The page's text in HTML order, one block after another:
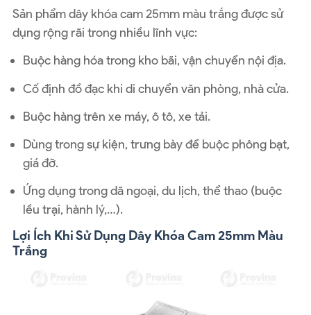
Sản phẩm dây khóa cam 25mm màu trắng được sử
dụng rộng rãi trong nhiều lĩnh vực:
Buộc hàng hóa trong kho bãi, vận chuyển nội địa.
Cố định đồ đạc khi di chuyển văn phòng, nhà cửa.
Buộc hàng trên xe máy, ô tô, xe tải.
Dùng trong sự kiện, trưng bày để buộc phông bạt,
giá đỡ.
Ứng dụng trong dã ngoại, du lịch, thể thao (buộc
lều trại, hành lý,…).
Lợi Ích Khi Sử Dụng Dây Khóa Cam 25mm Màu
Trắng